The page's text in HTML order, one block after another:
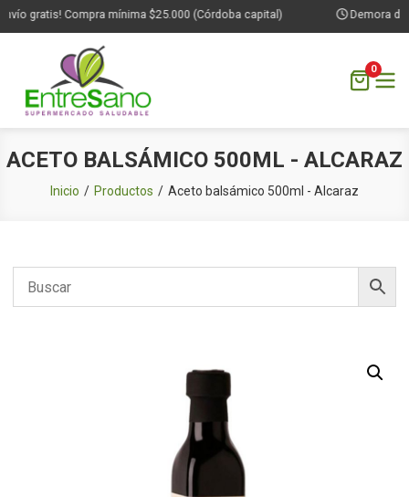
gratis! Compra mínima $25.000 (Córdoba capital) Demora de
al
contenido
0
ACETO BALSÁMICO 500ML - ALCARAZ
Inicio Productos Aceto balsámico 500ml - Alcaraz